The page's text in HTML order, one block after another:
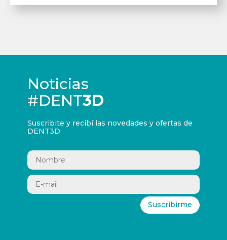
Noticias
#DENT3D
Suscribite y recibí las novedades y ofertas de
DENT3D
Suscribirme